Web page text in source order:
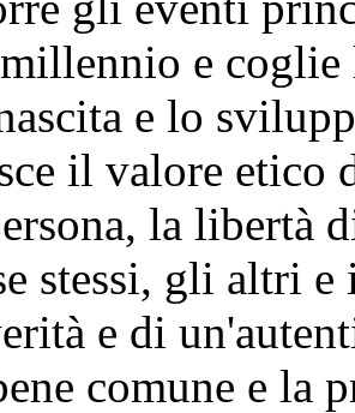
e coglie
e lo
il valore etico
la libertà
stessi, gli altri
e di
comune e la